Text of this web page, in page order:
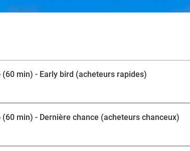
L'institut vous accueille dans un lieu où
pour se recentrer et se ressourcer !
min) - Early bird (acheteurs rapides)
min) - Dernière chance (acheteurs chanceux)